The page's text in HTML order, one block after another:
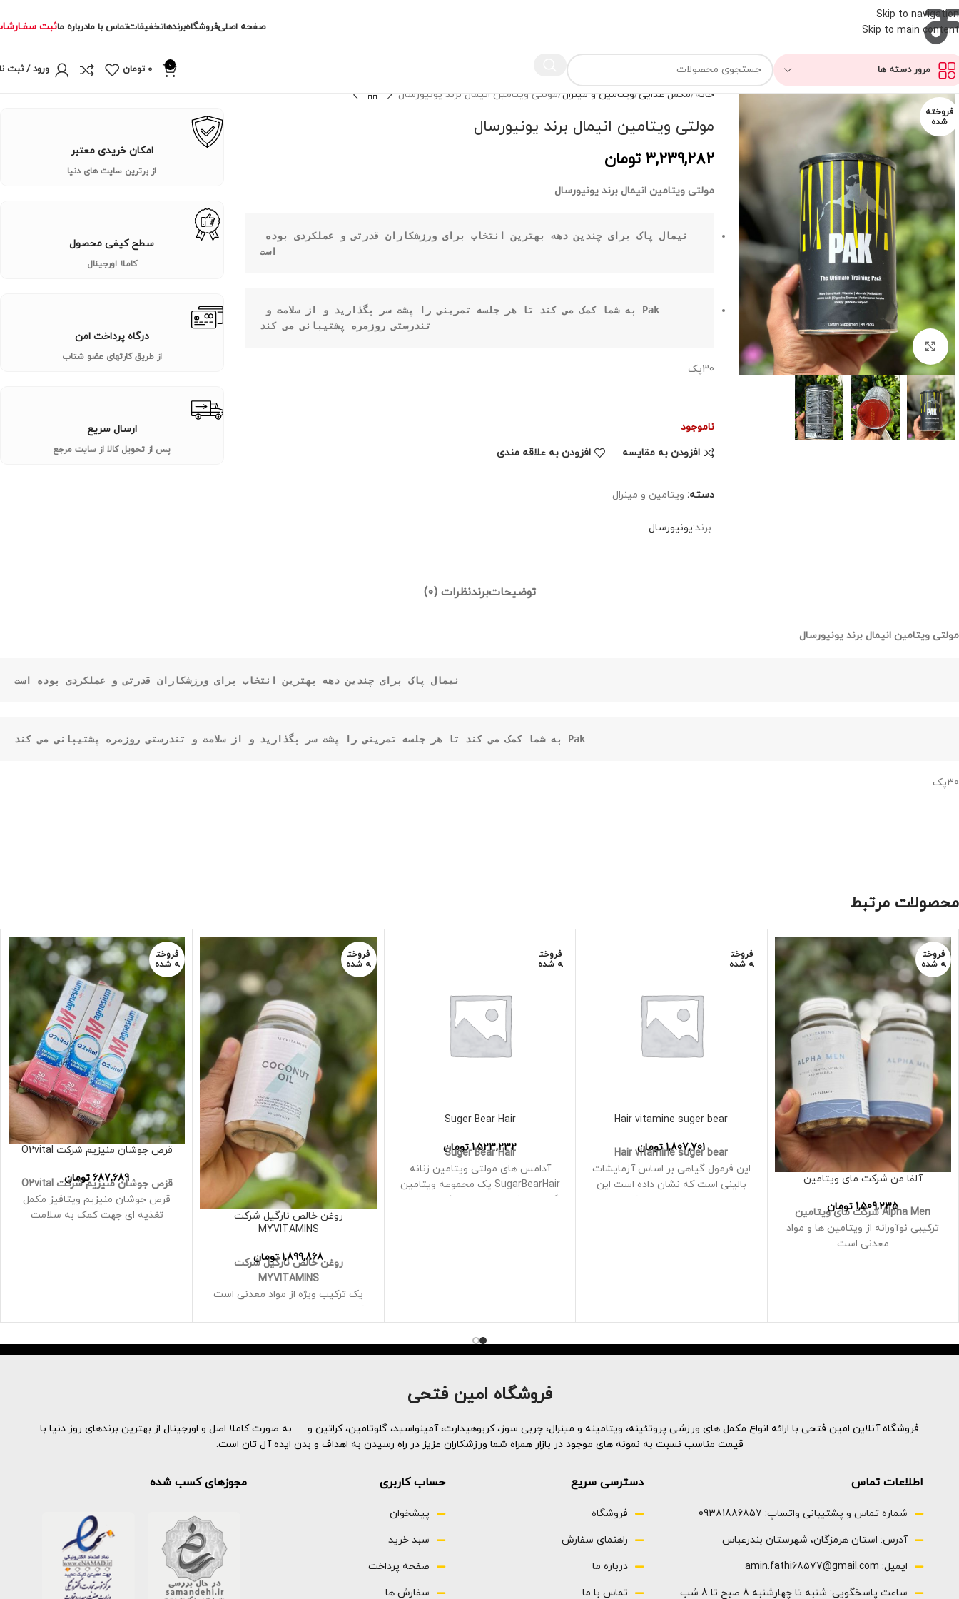
Skip to navigation
Skip to main content
صفحه اصلیفروشگاهبرندهاتخفیفاتتماس با مادرباره ماثبت
مرور دسته ها 0
0 تومان ورود / ثبت
فروخته
شده
برای بزرگنمایی کلیک کنید
خانه مکمل غذایی ویتامین و مینرال مولتی ویتامین انیمال برند یونیورسال
مولتی ویتامین انیمال برند یونیورسال
3,239,282 تومان
مولتی ویتامین انیمال برند یونیورسال
است
تندرستی روزمره پشتیبانی می کند
30پک
ناموجود
افزودن به مقایسه
افزودن به علاقه مندی
دسته: ویتامین و مینرال
برند:یونیورسال
امکان خریدی معتبر
از برترین سایت های دنیا
سطح کیفی محصول
کاملا اورجینال
درگاه پرداخت امن
از طریق کارتهای عضو شتاب
ارسال سریع
پس از تحویل کالا از سایت مرجع
توضیحاتبرندنظرات (0)
مولتی ویتامین انیمال برند یونیورسال
نیمال پاک برای چندین دهه بهترین انتخاب برای ورزشکاران قدرتی و عملکردی بوده است
30پک
محصولات مرتبط
فروخت
ه شده
آلفا من شرکت مای ویتامین
1,509,235 تومان
Alpha Men شرکت مای ویتامین
ترکیبی نوآورانه از ویتامین ها و مواد
معدنی است
به علاوه ویتامین C و کلسیم برای
همچنین سلنیوم، روی و بیوتین برای
فروخت
ه شده
Hair vitamine suger bear
1,807,701 تومان
Hair vitamine suger bear
این فرمول گیاهی بر اساس آزمایشات
بالینی است که نشان داده است این
مواد به بهبود سلامت مو کمک می
بدون عوارض جانبی
فروخت
ه شده
Suger Bear Hair
1,523,232 تومان
Suger Bear Hair
آدامس های مولتی ویتامین زنانه
SugarBearHair یک مجموعه ویتامین
گیاهی با کاربرد آسان، با فرمول علمی
ممکن است به تولید کلاژن کمک کنند
فروخت
ه شده
روغن خالص نارگیل شرکت
MYVITAMINS
1,899,868 تومان
روغن خالص نارگیل شرکت
MYVITAMINS
یک ترکیب ویژه از مواد معدنی است
که به طور ماهرانه ای برای حمایت از
وضعیت پوست شما فرموله شده است
حاوی کلاژن هیدرولیز شده برای بهبود
فراهمی زیستی آن و روغن نارگیل به
پوست کمک می کند
با افزایش سن، سطح کلاژن بدن ما به
اولین مکان هایی که نشان می دهد
چروک به نظر برسد و ظاهری جوان
نداشته باشد به گفته ELLE، افزودن
کلاژن به رژیم غذایی می تواند به
"افزایش حجم جوانی به پوست" کمک
فروخت
ه شده
قرص جوشان منیزیم شرکت O2vital
687,689 تومان
قزص جوشان منیزیم شرکت O2vital
قرص جوشان منيزيم ويتافيز مکمل
تغذیه ای جهت کمک به سلامت
فروشگاه امین فتحی
فروشگاه آنلاین امین فتحی با ارائه انواع مکمل های ورزشی پروتئینه، ویتامینه و مینرال، چربی سوز، کربوهیدارت، آمینواسید، گلوتامین، کراتین و … به صورت کاملا اصل و اورجینال از بهترین برندهای روز دنیا با
قیمت مناسب نسبت به نمونه های موجود در بازار همراه شما ورزشکاران عزیز در راه رسیدن به اهداف و بدن ایده آل تان است.
اطلاعات تماس
شماره تماس و پشتیبانی واتساپ: 09381886857
آدرس: استان هرمزگان، شهرستان بندرعباس
ایمیل: amin.fathi68577@gmail.com
ساعت پاسخگویی: شنبه تا چهارشنبه 8 صبح تا 8 شب
دسترسی سریع
فروشگاه
راهنمای سفارش
درباره ما
تماس با ما
حساب کاربری
پیشخوان
سبد خرید
صفحه پرداخت
سفارش ها
مجوزهای کسب شده